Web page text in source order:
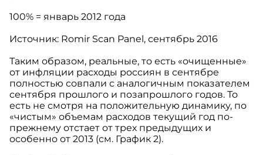
100% = январь 2012 года
Источник: Romir Scan Panel , сентябрь 2016
Таким образом, реальные, то есть «очищенные»
от инфляции расходы россиян в сентябре
полностью совпали с аналогичным показателем
сентября прошлого и позапрошлого годов. То
есть не смотря на положительную динамику, по
«чистым» объемам расходов текущий год по-
прежнему отстает от трех предыдущих и
особенно от 2013 (см. График 2).